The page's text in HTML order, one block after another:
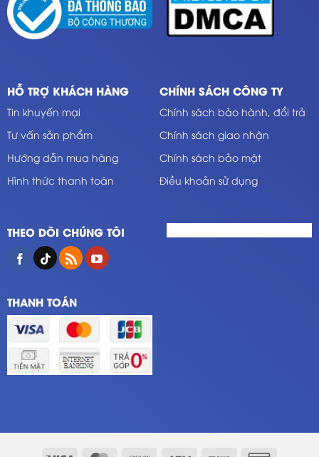
HỖ TRỢ KHÁCH HÀNG
Tin khuyến mại
Tư vấn sản phẩm
Hướng dẫn mua hàng
Hình thức thanh toán
CHÍNH SÁCH CÔNG TY
Chính sách bảo hành, đổi trả
Chính sách giao nhận
Chính sách bảo mật
Điều khoản sử dụng
THEO DÕI CHÚNG TÔI
THANH TOÁN